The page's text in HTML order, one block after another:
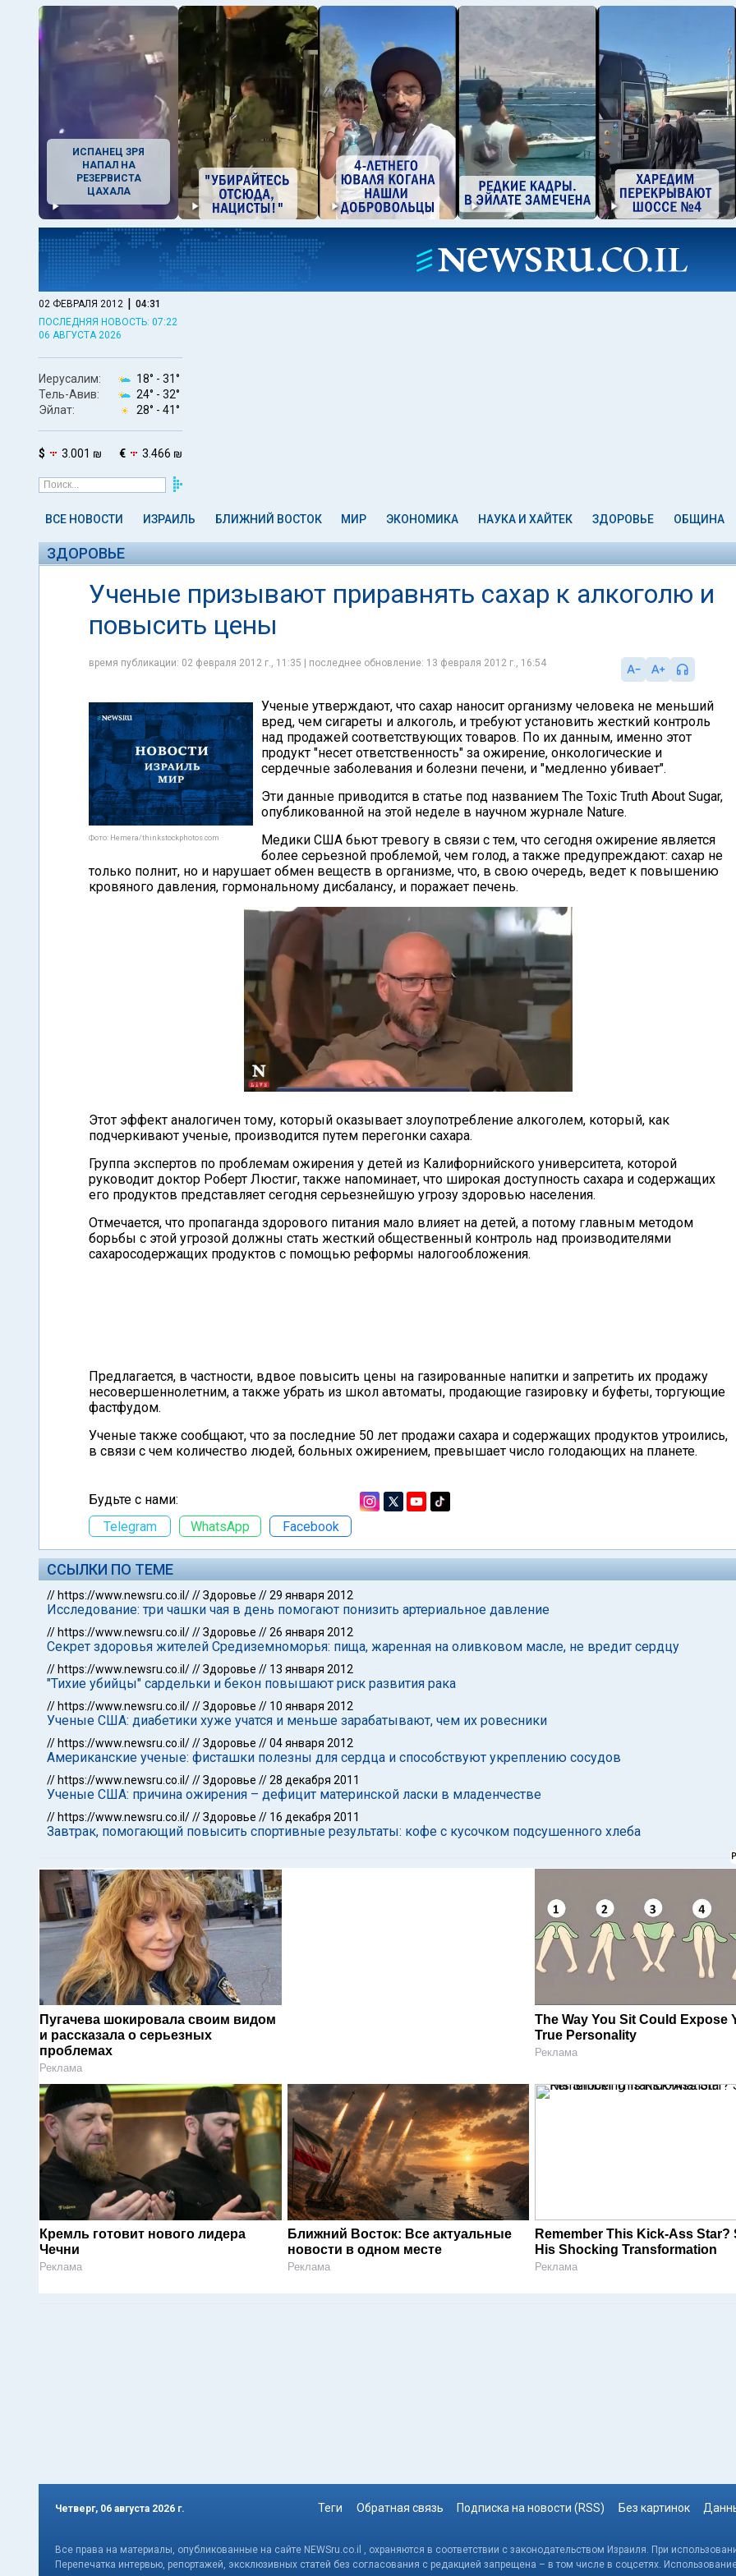
ИСПАНЕЦ ЗРЯ
НАПАЛ НА
РЕЗЕРВИСТА
ЦАХАЛА
02 ФЕВРАЛЯ 2012 | 04:31
ПОСЛЕДНЯЯ НОВОСТЬ: 07:22
06 АВГУСТА 2026
Иерусалим: 18° - 31°
Тель-Авив:
24° - 32°
Эйлат:
28° - 41°
$ 3.001 ₪ € 3.466 ₪
ВСЕ НОВОСТИ ИЗРАИЛЬ БЛИЖНИЙ ВОСТОК МИР ЭКОНОМИКА НАУКА И ХАЙТЕК ЗДОРОВЬЕ ОБЩИНА
ЗДОРОВЬЕ
Ученые призывают приравнять сахар к алкоголю и
повысить цены
время публикации: 02 февраля 2012 г., 11:35 | последнее обновление: 13 февраля 2012 г., 16:54
Фото: Hemera/thinkstockphotos.com
Ученые утверждают, что сахар наносит организму человека не меньший
вред, чем сигареты и алкоголь, и требуют установить жесткий контроль
над продажей соответствующих товаров. По их данным, именно этот
продукт "несет ответственность" за ожирение, онкологические и
сердечные заболевания и болезни печени, и "медленно убивает".
Эти данные приводится в статье под названием The Toxic Truth About Sugar,
опубликованной на этой неделе в научном журнале Nature.
Медики США бьют тревогу в связи с тем, что сегодня ожирение является
более серьезной проблемой, чем голод, а также предупреждают: сахар не
только полнит, но и нарушает обмен веществ в организме, что, в свою очередь, ведет к повышению
кровяного давления, гормональному дисбалансу, и поражает печень.
Этот эффект аналогичен тому, который оказывает злоупотребление алкоголем, который, как
подчеркивают ученые, производится путем перегонки сахара.
Группа экспертов по проблемам ожирения у детей из Калифорнийского университета, которой
руководит доктор Роберт Люстиг, также напоминает, что широкая доступность сахара и содержащих
его продуктов представляет сегодня серьезнейшую угрозу здоровью населения.
Отмечается, что пропаганда здорового питания мало влияет на детей, а потому главным методом
борьбы с этой угрозой должны стать жесткий общественный контроль над производителями
сахаросодержащих продуктов с помощью реформы налогообложения.
Предлагается, в частности, вдвое повысить цены на газированные напитки и запретить их продажу
несовершеннолетним, а также убрать из школ автоматы, продающие газировку и буфеты, торгующие
фастфудом.
Ученые также сообщают, что за последние 50 лет продажи сахара и содержащих продуктов утроились,
в связи с чем количество людей, больных ожирением, превышает число голодающих на планете.
Будьте с нами:
Telegram
WhatsApp Facebook
ССЫЛКИ ПО ТЕМЕ
// https://www.newsru.co.il///Здоровье //29 января 2012
Исследование: три чашки чая в день помогают понизить артериальное давление
// https://www.newsru.co.il///Здоровье //26 января 2012
Секрет здоровья жителей Средиземноморья: пища, жаренная на оливковом масле, не вредит сердцу
// https://www.newsru.co.il///Здоровье // 13 января 2012
"Тихие убийцы" сардельки и бекон повышают риск развития рака
// https://www.newsru.co.il///Здоровье // 10 января 2012
Ученые США: диабетики хуже учатся и меньше зарабатывают, чем их ровесники
// https://www.newsru.co.il///Здоровье //04 января 2012
Американские ученые: фисташки полезны для сердца и способствуют укреплению сосудов
// https://www.newsru.co.il///Здоровье //28 декабря 2011
Ученые США: причина ожирения – дефицит материнской ласки в младенчестве
// https://www.newsru.co.il///Здоровье // 16 декабря 2011
Завтрак, помогающий повысить спортивные результаты: кофе с кусочком подсушенного хлеба
Пугачева шокировала своим видом
и рассказала о серьезных
проблемах
Реклама
The Way You Sit Could Expose
True Personality
Реклама
Кремль готовит нового лидера
Чечни
Реклама
Ближний Восток: Все актуальные
новости в одном месте
Реклама
Remember This Kick-Ass Star?
His Shocking Transformation
Реклама
Четверг, 06 августа 2026 г. Теги Обратная связь Подписка на новости (RSS) Без картинок
Все права на материалы, опубликованные на сайте NEWSru.co.il , охраняются в соответствии с законодательством Израиля. При
Перепечатка интервью, репортажей, эксклюзивных статей без согласования с редакцией запрещена – в том числе в соцсетях.